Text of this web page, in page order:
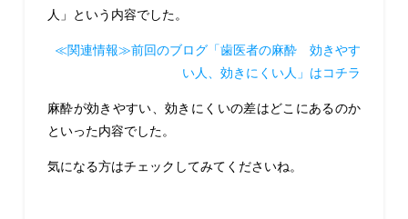
人」という内容でした。
≪関連情報≫前回のブログ「歯医者の麻酔 効きやす
い人、効きにくい人」はコチラ
麻酔が効きやすい、効きにくいの差はどこにあるのか
といった内容でした。
気になる方はチェックしてみてくださいね。